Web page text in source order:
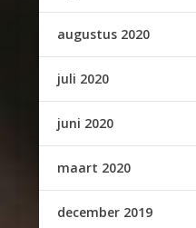
augustus 2020
juli 2020
juni 2020
maart 2020
december 2019